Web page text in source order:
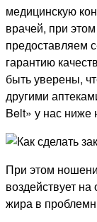
медицинскую
врачей, при
предоставляем
гарантию
быть уверены,
другими
Belt» у нас ниже
При этом
воздействует
жира в